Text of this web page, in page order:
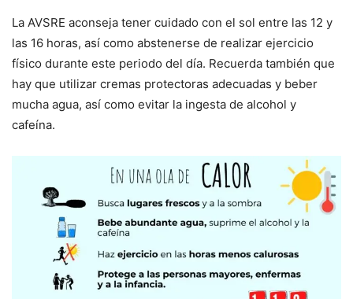
La AVSRE aconseja tener cuidado con el sol entre las 12 y
las 16 horas, así como abstenerse de realizar ejercicio
físico durante este periodo del día. Recuerda también que
hay que utilizar cremas protectoras adecuadas y beber
mucha agua, así como evitar la ingesta de alcohol y
cafeína.